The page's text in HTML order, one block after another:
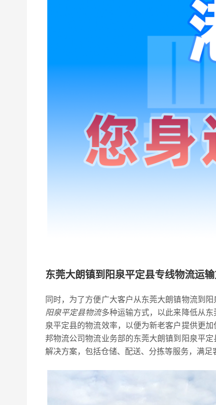
东莞大朗镇到阳泉平定县专线物流运
同时，为了方便广大客户从东莞大朗镇物流到
阳泉平定县物流多种运输方式，以此来降低从
泉平定县的物流效率，以便为新老客户提供更加
邦物流公司物流业务部的东莞大朗镇到阳泉平
解决方案，包括仓储、配送、分拣等服务，满足